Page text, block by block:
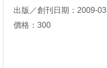
出版／創刊日期：2009-03
價格：300